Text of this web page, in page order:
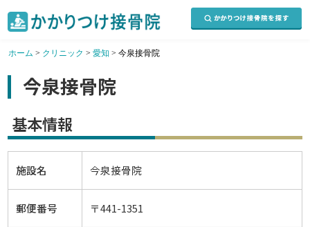
ホーム > クリニック > 愛知 > 今泉接骨院
今泉接骨院
基本情報
施設名 今泉接骨院
郵便番号 〒441-1351